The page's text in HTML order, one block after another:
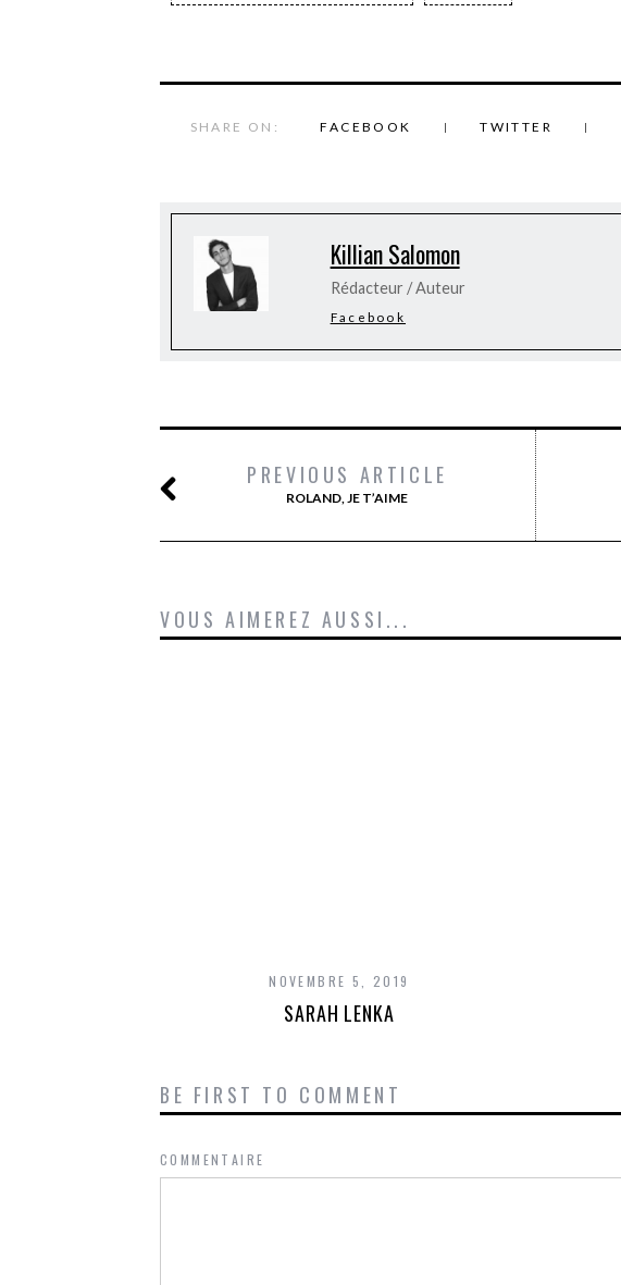
SHARE ON: FACEBOOK TWITTER
Killian Salomon
Rédacteur / Auteur
Facebook
PREVIOUS ARTICLE
ROLAND, JE T’AIME
VOUS AIMEREZ AUSSI...
NOVEMBRE 5, 2019
SARAH LENKA
BE FIRST TO COMMENT
COMMENTAIRE